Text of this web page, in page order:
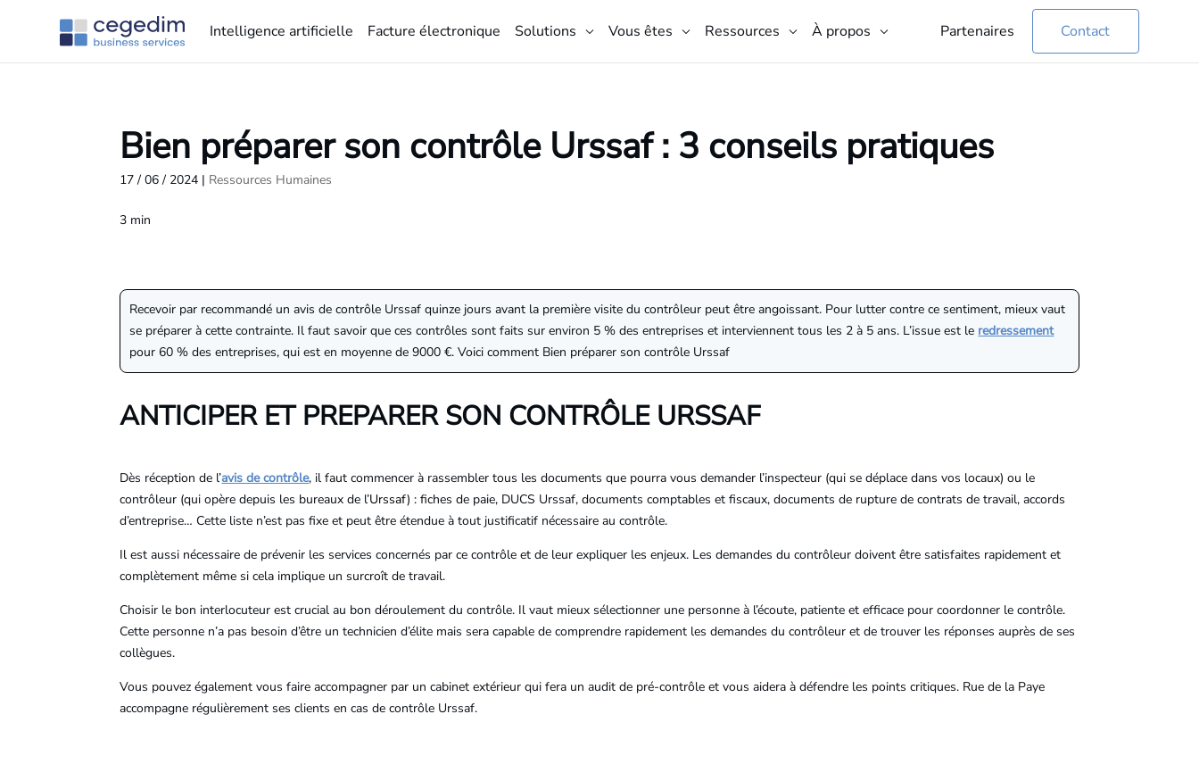
Intelligence artificielle Facture électronique Solutions Vous êtes Ressources À propos Partenaires Contact
Bien préparer son contrôle Urssaf : 3 conseils pratiques
17 / 06 / 2024 | Ressources Humaines
3 min
Recevoir par recommandé un avis de contrôle Urssaf quinze jours avant la première visite du contrôleur peut être angoissant. Pour lutter contre ce sentiment, mieux vaut
se préparer à cette contrainte. Il faut savoir que ces contrôles sont faits sur environ 5 % des entreprises et interviennent tous les 2 à 5 ans. L’issue est le redressement
pour 60 % des entreprises, qui est en moyenne de 9000 €. Voici comment Bien préparer son contrôle Urssaf
ANTICIPER ET PREPARER SON CONTRÔLE URSSAF
Dès réception de l’avis de contrôle, il faut commencer à rassembler tous les documents que pourra vous demander l’inspecteur (qui se déplace dans vos locaux) ou le
contrôleur (qui opère depuis les bureaux de l’Urssaf) : fiches de paie, DUCS Urssaf, documents comptables et fiscaux, documents de rupture de contrats de travail, accords
d’entreprise… Cette liste n’est pas fixe et peut être étendue à tout justificatif nécessaire au contrôle.
Il est aussi nécessaire de prévenir les services concernés par ce contrôle et de leur expliquer les enjeux. Les demandes du contrôleur doivent être satisfaites rapidement et
complètement même si cela implique un surcroît de travail.
Choisir le bon interlocuteur est crucial au bon déroulement du contrôle. Il vaut mieux sélectionner une personne à l’écoute, patiente et efficace pour coordonner le contrôle.
Cette personne n’a pas besoin d’être un technicien d’élite mais sera capable de comprendre rapidement les demandes du contrôleur et de trouver les réponses auprès de ses
collègues.
Vous pouvez également vous faire accompagner par un cabinet extérieur qui fera un audit de pré-contrôle et vous aidera à défendre les points critiques. Rue de la Paye
accompagne régulièrement ses clients en cas de contrôle Urssaf.